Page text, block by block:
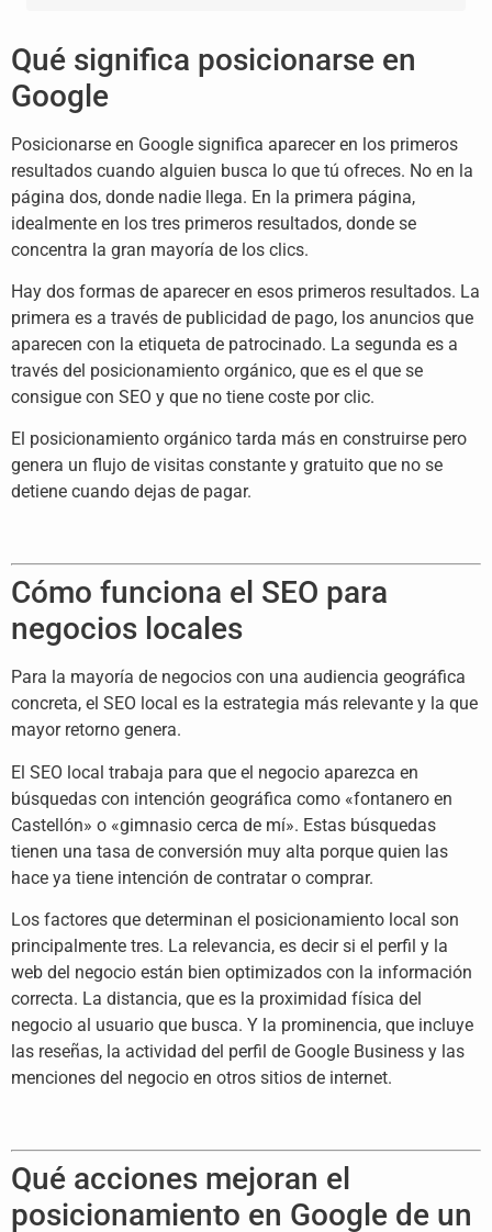
Qué significa posicionarse en
Google
Posicionarse en Google significa aparecer en los primeros
resultados cuando alguien busca lo que tú ofreces. No en la
página dos, donde nadie llega. En la primera página,
idealmente en los tres primeros resultados, donde se
concentra la gran mayoría de los clics.
Hay dos formas de aparecer en esos primeros resultados. La
primera es a través de publicidad de pago, los anuncios que
aparecen con la etiqueta de patrocinado. La segunda es a
través del posicionamiento orgánico, que es el que se
consigue con SEO y que no tiene coste por clic.
El posicionamiento orgánico tarda más en construirse pero
genera un flujo de visitas constante y gratuito que no se
detiene cuando dejas de pagar.
Cómo funciona el SEO para
negocios locales
Para la mayoría de negocios con una audiencia geográfica
concreta, el SEO local es la estrategia más relevante y la que
mayor retorno genera.
El SEO local trabaja para que el negocio aparezca en
búsquedas con intención geográfica como «fontanero en
Castellón» o «gimnasio cerca de mí». Estas búsquedas
tienen una tasa de conversión muy alta porque quien las
hace ya tiene intención de contratar o comprar.
Los factores que determinan el posicionamiento local son
principalmente tres. La relevancia, es decir si el perfil y la
web del negocio están bien optimizados con la información
correcta. La distancia, que es la proximidad física del
negocio al usuario que busca. Y la prominencia, que incluye
las reseñas, la actividad del perfil de Google Business y las
menciones del negocio en otros sitios de internet.
Qué acciones mejoran el
posicionamiento en Google de un